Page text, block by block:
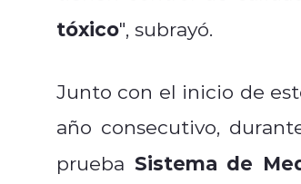
tóxico", subrayó.
Junto con el inicio de
año consecutivo,
prueba Sistema de